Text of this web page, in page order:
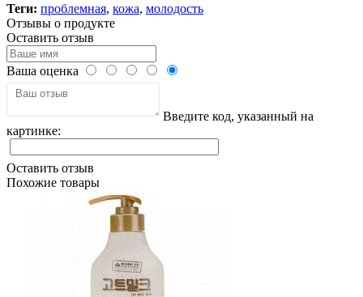
Теги: проблемная, кожа, молодость
Отзывы о продукте
Оставить отзыв
Ваша оценка
Введите код, указанный на
картинке:
Оставить отзыв
Похожие товары